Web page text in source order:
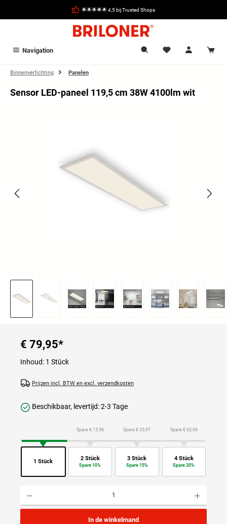
🌟🌟🌟🌟🌟 4,5 bij Trusted Shops
Navigation
Binnenverlichting Panelen
Sensor LED-paneel 119,5 cm 38W 4100lm wit
€ 79,95*
Inhoud: 1 Stück
Prijzen incl. BTW en excl. verzendkosten
Beschikbaar, levertijd: 2-3 Tage
1 Stück
Spare € 15,98
2 Stück
Spare 10%
Spare € 35,97
3 Stück
Spare 15%
Spare € 63,96
4 Stück
Spare 20%
In de winkelmand